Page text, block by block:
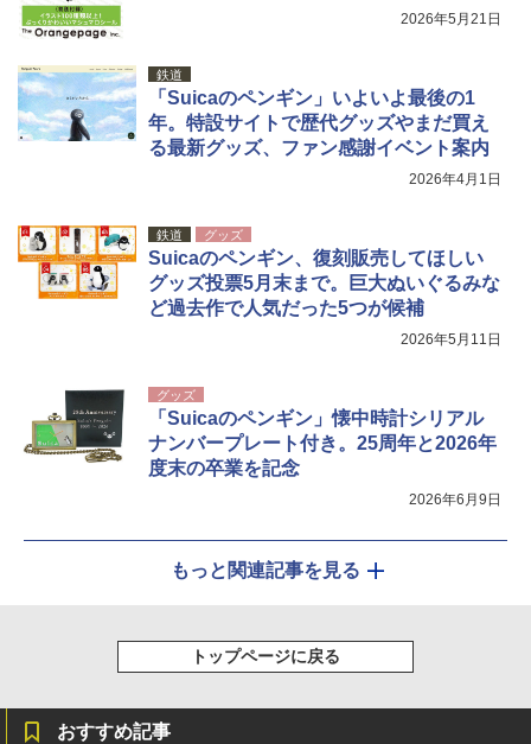
2026年5月21日
鉄道
「Suicaのペンギン」いよいよ最後の1
年。特設サイトで歴代グッズやまだ買え
る最新グッズ、ファン感謝イベント案内
2026年4月1日
鉄道 グッズ
Suicaのペンギン、復刻販売してほしい
グッズ投票5月末まで。巨大ぬいぐるみな
ど過去作で人気だった5つが候補
2026年5月11日
グッズ
「Suicaのペンギン」懐中時計シリアル
ナンバープレート付き。25周年と2026年
度末の卒業を記念
2026年6月9日
もっと関連記事を見る
トップページに戻る
おすすめ記事